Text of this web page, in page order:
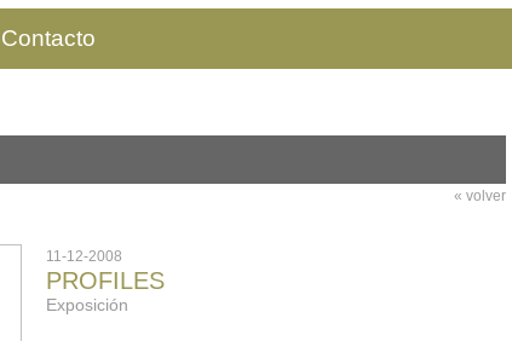
Contacto
« volver
11-12-2008
PROFILES
Exposición